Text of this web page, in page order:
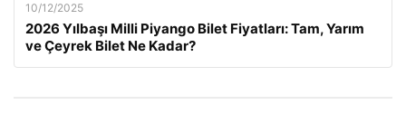
10/12/2025
2026 Yılbaşı Milli Piyango Bilet Fiyatları: Tam, Yarım
ve Çeyrek Bilet Ne Kadar?